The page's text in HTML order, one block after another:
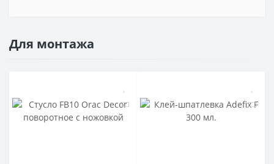
Для монтажа